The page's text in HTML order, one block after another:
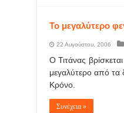
Το μεγαλύτερο
22 Αυγούστου, 2006
Ο Τιτάνας
μεγαλύτερο από τα
Κρόνο.
Συνέχεια »